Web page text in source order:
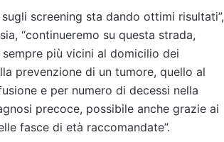
screening sta dando ottimi risultati”,
“continueremo su questa strada,
più vicini al domicilio dei
prevenzione di un tumore, quello al
e per numero di decessi nella
precoce, possibile anche grazie ai
fasce di età raccomandate”.